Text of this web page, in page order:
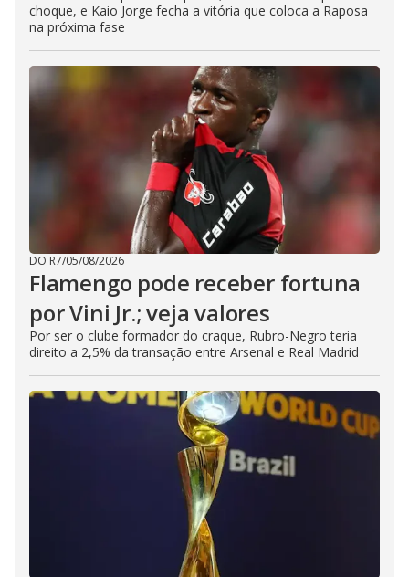
choque, e Kaio Jorge fecha a vitória que coloca a Raposa
na próxima fase
DO R7/05/08/2026
Flamengo pode receber fortuna
por Vini Jr.; veja valores
Por ser o clube formador do craque, Rubro-Negro teria
direito a 2,5% da transação entre Arsenal e Real Madrid